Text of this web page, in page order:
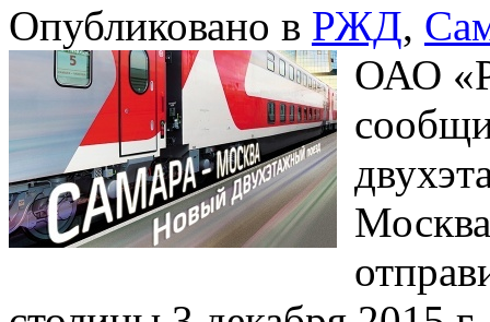
Опубликовано в РЖД,
ОАО